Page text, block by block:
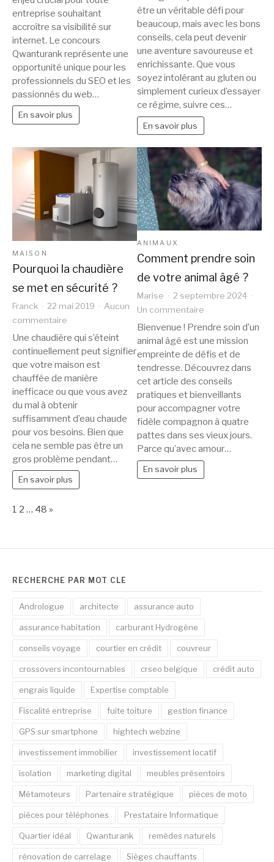
pour
maîtriser
le
référencement
entreprise souhaitant
accroître sa visibilité sur
internet. Le concours
Qwanturank représente une
opportunité unique pour les
professionnels du SEO et les
passionnés du web…
En savoir plus
pour
adopter
une
alimentation
sans
gluten
être un véritable défi pour
beaucoup, mais avec les bons
conseils, cela peut devenir
une aventure savoureuse et
enrichissante. Que vous
soyez intolérant au gluten ou
simplement curieux d’essayer
ce régime, suivre ces…
En savoir plus
MAISON
Pourquoi la chaudière
se met en sécurité ?
Franck 22 mai 2019
Aucun
commentaire
Pourquoi
la
chaudière
se
met
en
sécurité
?
Une chaudière qui s’éteint
continuellement peut signifier
que votre maison est
chauffée de manière
inefficace ou que vous avez
du mal à obtenir
suffisamment d’eau chaude
pour vos besoins. Bien que
cela ne semble pas être un
gros problème pendant…
En savoir plus
ANIMAUX
Comment prendre soin
de votre animal âgé ?
Marise
2 septembre 2024
Un commentaire
Comment
prendre
soin
de
votre
animal
âgé
?
Bienvenue ! Prendre soin d’un
animal âgé est une mission
empreinte de défis et de
tendresse. Découvrez dans
cet article des conseils
pratiques et bienveillants
pour accompagner votre
fidèle compagnon à quatre
pattes dans ses vieux jours.
Parce qu’avec amour…
En savoir plus
Page:
1 2 … 48 Next
»
RECHERCHE PAR MOT CLÉ
Andrologue architecte assurance auto
assurance habitation carburant Hydrogène
conseils voyage courtier en crédit couvreur
crossovers incontournables crseo belgique crédit auto
engrais liquide Expertise comptable
Fiscalité entreprise fuite toiture gestion finance
GPS sur smartphone hightech webzine
investissement immobilier investissement locatif
isolation marketing digital meubles présentoirs
Métamoteurs Partenaire stratégique pièces de moto
pièces pour téléphones Prestataire Informatique
Quartier idéal Qwanturank remèdes naturels
rénovation de carrelage Sièges chauffants